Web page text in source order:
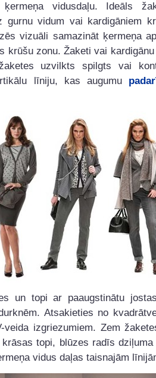
ķermeņa vidusdaļu. Ideāls
gurnu vidum vai kardigāniem
vizuāli samazināt ķermeņa
krūšu zonu. Žaketi vai
uzvilkts spilgts vai
līniju, kas augumu
un topi ar paaugstinātu
Atsakieties no
veida izgriezumiem. Zem
topi, blūzes radīs dziļuma
vidus daļas taisnajām